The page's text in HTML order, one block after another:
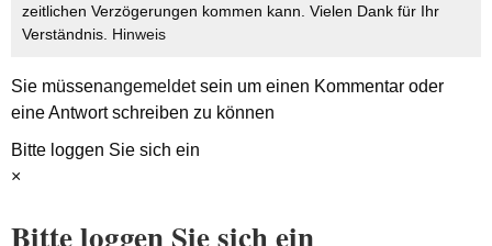
zeitlichen Verzögerungen kommen kann. Vielen Dank für Ihr
Verständnis. Hinweis
Sie müssenangemeldetsein um einen Kommentar oder
eine Antwort schreiben zu können
Bitte loggen Sie sich ein
×
Bitte loggen Sie sich ein